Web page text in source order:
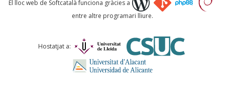
Comentari *
El lloc web de Softcatalà funciona gràcies a
entre altre programari lliure.
Hostatjat a: